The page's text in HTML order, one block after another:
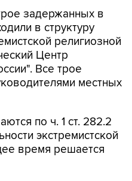
задержанных в
в структуру
религиозной
Центр
Все трое
местных
по ч. 1 ст. 282.2
экстремистской
время решается